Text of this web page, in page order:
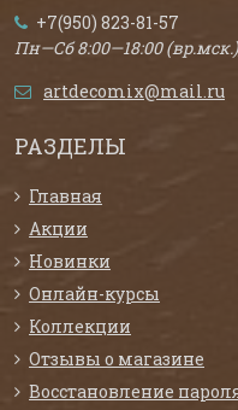
+7(950) 823-81-57
Пн—Сб 8:00—18:00
artdecomix@mail.ru
РАЗДЕЛЫ
Главная
Акции
Новинки
Онлайн-курсы
Коллекции
Отзывы о магазине
Восстановление